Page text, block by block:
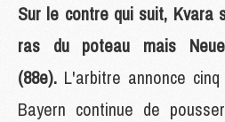
Sur le contre qui suit, Kvara
ras du poteau mais
(88e). L'arbitre annonce
Bayern continue de